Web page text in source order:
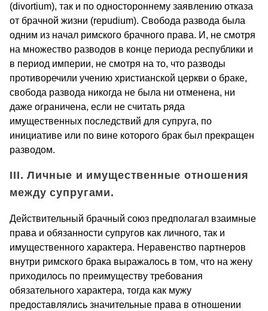
(divortium), так и по одностороннему заявлению отказа
от брачной жизни (repudium). Свобода развода была
одним из начал римского брачного права. И, не смотря
на множество разводов в конце периода республики и
в период империи, не смотря на то, что разводы
противоречили учению христианской церкви о браке,
свобода развода никогда не была ни отменена, ни
даже ограничена, если не считать ряда
имущественных последствий для супруга, по
инициативе или по вине которого брак был прекращен
разводом.
III. Личные и имущественные отношения
между супругами.
Действительный брачный союз предполагал взаимные
права и обязанности супругов как личного, так и
имущественного характера. Неравенство партнеров
внутри римского брака выражалось в том, что на жену
приходилось по преимуществу требования
обязательного характера, тогда как мужу
предоставлялись значительные права в отношении